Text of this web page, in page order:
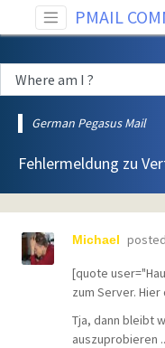
PMAIL
German Pegasus Mail
Fehlermeldung zu
Michael posted
[quote
zum Server.
Tja, dann bleibt
auszuprobieren